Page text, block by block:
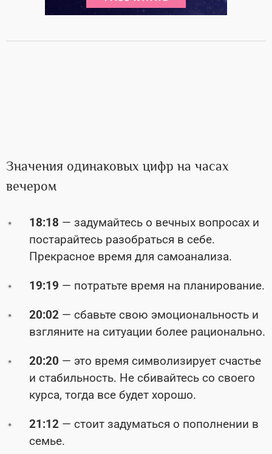
Значения одинаковых цифр на часах
вечером
18:18 — задумайтесь о вечных вопросах и
постарайтесь разобраться в себе.
Прекрасное время для самоанализа.
19:19 — потратьте время на планирование.
20:02 — сбавьте свою эмоциональность и
взгляните на ситуации более рационально.
20:20 — это время символизирует счастье
и стабильность. Не сбивайтесь со своего
курса, тогда все будет хорошо.
21:12 — стоит задуматься о пополнении в
семье.